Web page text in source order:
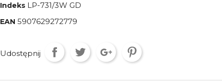
Indeks LP-731/3W GD
EAN 5907629272779
Udostępnij